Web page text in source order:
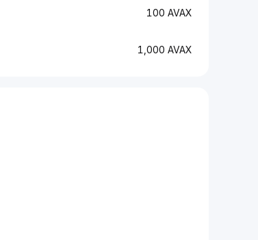
100 AVAX
1,000 AVAX